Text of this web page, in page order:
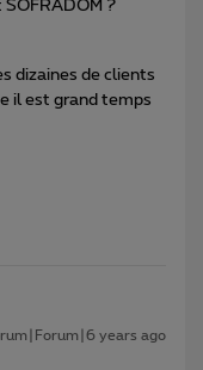
?
dizaines de clients
il est grand temps
years ago